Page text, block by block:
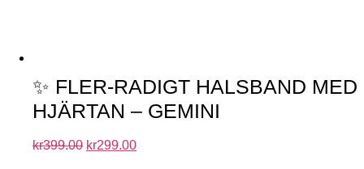
✨ FLER-RADIGT HALSBAND MED
HJÄRTAN – GEMINI
kr399.00 kr299.00